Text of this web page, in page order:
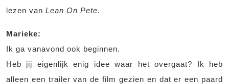
lezen van Lean On Pete.
Marieke:
Ik ga vanavond ook beginnen.
Heb jij eigenlijk enig idee waar het overgaat? Ik heb
alleen een trailer van de film gezien en dat er een paard